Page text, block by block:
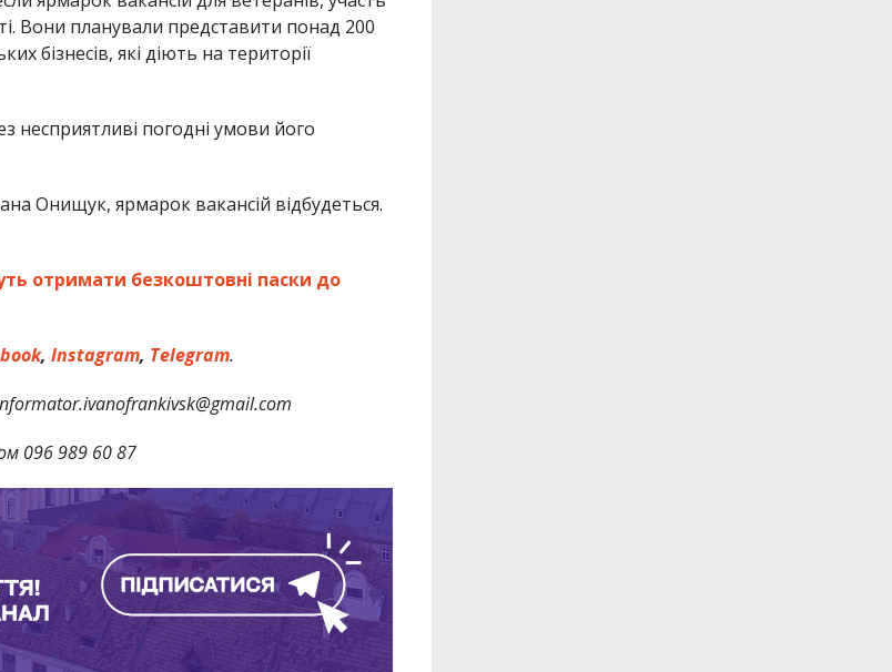
Вони планували представити понад 200
бізнесів, які діють на території
несприятливі погодні умови його
Онищук, ярмарок вакансій відбудеться.
отримати безкоштовні паски до
, Instagram, Telegram.
096 989 60 87